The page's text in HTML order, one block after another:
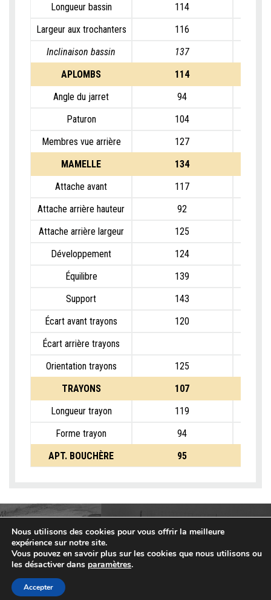
Longueur bassin
114
Largeur aux trochanters
116
Inclinaison bassin
137
APLOMBS
114
Angle du jarret
94
Paturon
104
Membres vue arrière
127
MAMELLE
134
Attache avant
117
Attache arrière hauteur
92
Attache arrière largeur
125
Développement
124
Équilibre
139
Support
143
Écart avant trayons
120
Écart arrière trayons
Orientation trayons
125
TRAYONS
107
Longueur trayon
119
Forme trayon
94
APT. BOUCHÈRE
95
Nous utilisons des cookies pour vous offrir la meilleure
expérience sur notre site.
Vous pouvez en savoir plus sur les cookies que nous utilisons ou
les désactiver dans paramètres.
Accepter